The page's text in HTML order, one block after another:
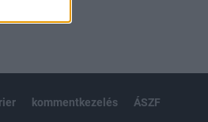
kommentkezelés ÁSZF